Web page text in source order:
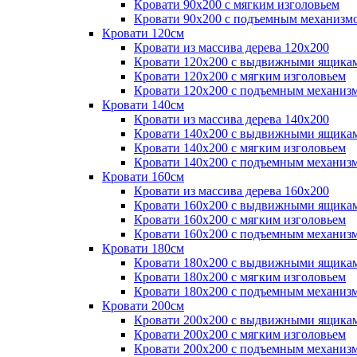
Кровати 90х200 с мягким изголовьем
Кровати 90х200 с подъемным
Кровати 120см
Кровати из массива дерева 120х200
Кровати 120х200 с выдвижными
Кровати 120х200 с мягким изголовьем
Кровати 120х200 с подъемным
Кровати 140см
Кровати из массива дерева 140х200
Кровати 140х200 с выдвижными
Кровати 140х200 с мягким изголовьем
Кровати 140х200 с подъемным
Кровати 160см
Кровати из массива дерева 160х200
Кровати 160х200 с выдвижными
Кровати 160х200 с мягким изголовьем
Кровати 160х200 с подъемным
Кровати 180см
Кровати 180х200 с выдвижными
Кровати 180х200 с мягким изголовьем
Кровати 180х200 с подъемным
Кровати 200см
Кровати 200х200 с выдвижными
Кровати 200х200 с мягким изголовьем
Кровати 200х200 с подъемным